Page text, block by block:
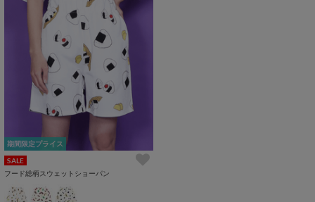
期間限定プライス
SALE
フード総柄スウェットショーパン